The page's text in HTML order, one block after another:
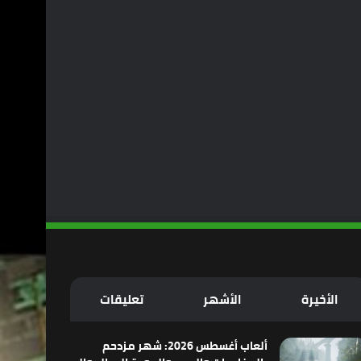
الأخيرة الأشهر تعليقات
ألعاب أغسطس 2026: شهر مزدحم